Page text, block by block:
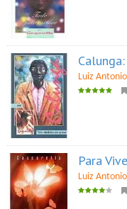
Luiz
Para
Luiz